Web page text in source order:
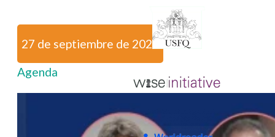
27 de septiembre de 2023
Agenda